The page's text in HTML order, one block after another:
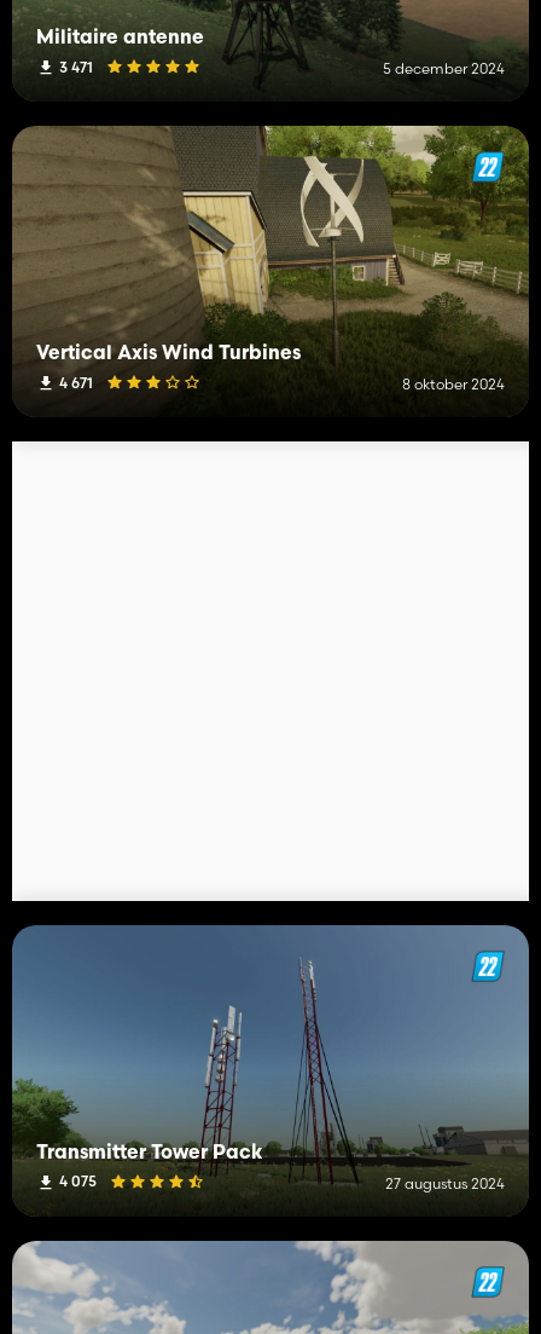
Militaire antenne
3 471 5 december 2024
Vertical Axis Wind Turbines
4 671 8 oktober 2024
Transmitter Tower Pack
4 075 27 augustus 2024